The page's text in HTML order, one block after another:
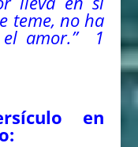
teme, no ha
el amor.” 1
en